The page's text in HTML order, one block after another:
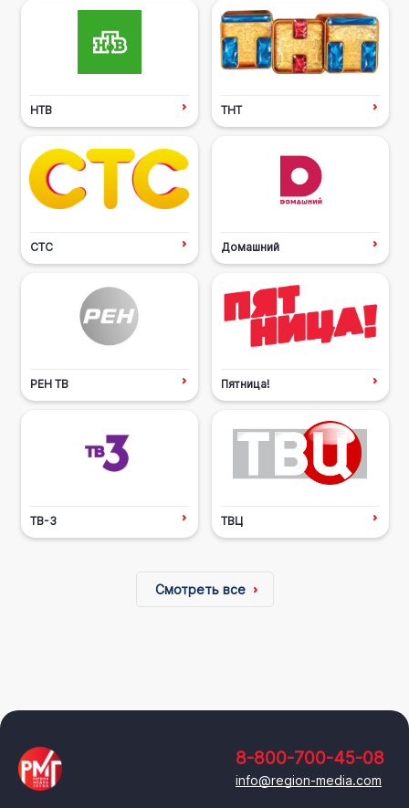
НТВ ТНТ
СТС Домашний
РЕН ТВ Пятница!
ТВ-3 ТВЦ
Смотреть все
8-800-700-45-08
info@region-media.com